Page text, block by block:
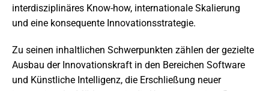
interdisziplinäres Know-how, internationale Skalierung
und eine konsequente Innovationsstrategie.
Zu seinen inhaltlichen Schwerpunkten zählen der gezielte
Ausbau der Innovationskraft in den Bereichen Software
und Künstliche Intelligenz, die Erschließung neuer